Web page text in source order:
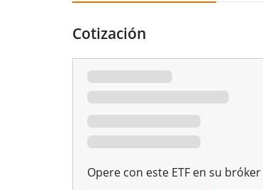
Cotización
Opere con este ETF en su bróker